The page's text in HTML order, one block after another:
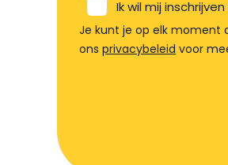
Ik wil mij
Je kunt je op elk moment
ons privacybeleid voor